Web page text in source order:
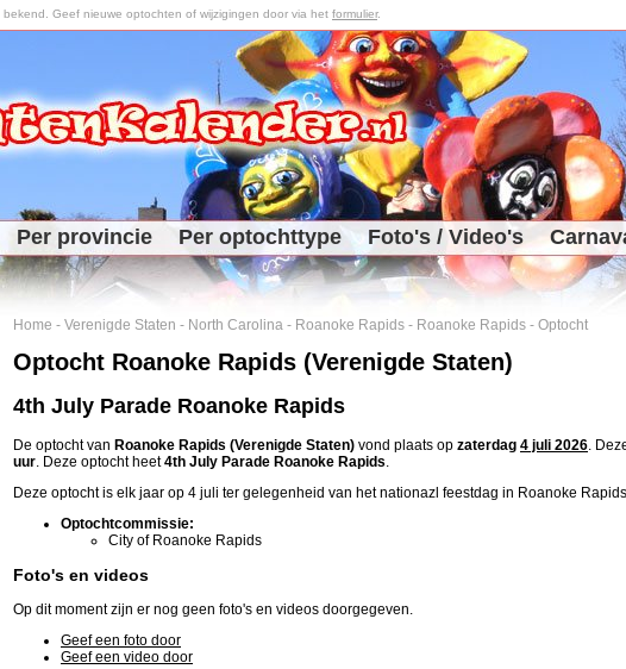
bekend. Geef nieuwe optochten of wijzigingen door via het formulier.
Per provincie Per optochttype Foto's / Video's
Home - Verenigde Staten - North Carolina - Roanoke Rapids - Roanoke Rapids - Optocht
Optocht Roanoke Rapids (Verenigde Staten)
4th July Parade Roanoke Rapids
De optocht van Roanoke Rapids (Verenigde Staten) vond plaats op zaterdag 4 juli 2026.
uur. Deze optocht heet4th July Parade Roanoke Rapids.
Deze optocht is elk jaar op 4 juli ter gelegenheid van het nationazl feestdag in Roanoke Rapids
Optochtcommissie:
City of Roanoke Rapids
Foto's en videos
Op dit moment zijn er nog geen foto's en videos doorgegeven.
Geef een foto door
Geef een video door